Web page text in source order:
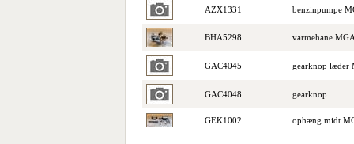
AZX1331 benzinpumpe
BHA5298 varmehane
GAC4045 gearknop læder
GAC4048 gearknop
GEK1002 ophæng midt